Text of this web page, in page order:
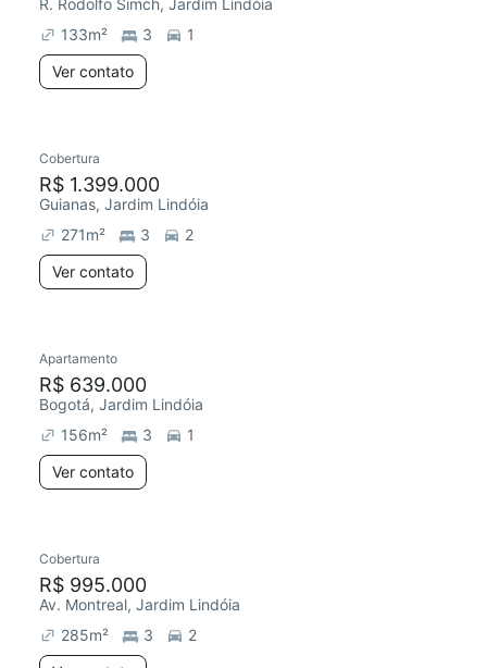
R. Rodolfo Simch, Jardim Lindóia
133m² 3
1
Ver contato
Cobertura
R$ 1.399.000
Guianas, Jardim Lindóia
271m² 3
2
Ver contato
Apartamento
R$ 639.000
Bogotá, Jardim Lindóia
156m² 3
1
Ver contato
Cobertura
R$ 995.000
Av. Montreal, Jardim Lindóia
285m² 3
2